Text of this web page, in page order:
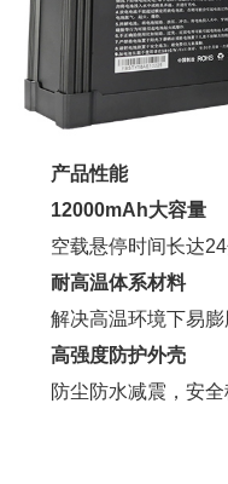
产品性能
12000mAh大容量
空载悬停时间长达24
耐高温体系材料
解决高温环境下易膨
高强度防护外壳
防尘防水减震，安全